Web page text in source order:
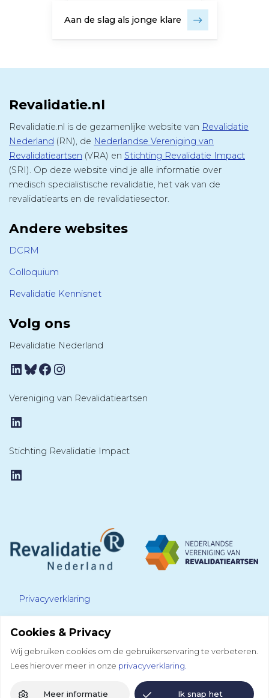
Cookies & Privacy
Wij gebruiken cookies om de gebruikerservaring te verbeteren.
Lees hierover meer in onze privacyverklaring.
Ik snap het
Meer informatie
Aan de slag als jonge klare
Revalidatie.nl
Revalidatie.nl is de gezamenlijke website van Revalidatie
Nederland (RN), de Nederlandse Vereniging van
Revalidatieartsen (VRA) en Stichting Revalidatie Impact
(SRI). Op deze website vind je alle informatie over
medisch specialistische revalidatie, het vak van de
revalidatiearts en de revalidatiesector.
Andere websites
DCRM
Colloquium
Revalidatie Kennisnet
Volg ons
Revalidatie Nederland
LinkedIn
Bluesky
Facebook
Instagram
Vereniging van Revalidatieartsen
LinkedIn
Stichting Revalidatie Impact
LinkedIn
Privacyverklaring
Disclaimer
Colofon